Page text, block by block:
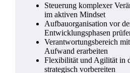
Steuerung komplexer
im aktiven Mindset
Aufbauorganisation vor
Entwicklungsphasen
Verantwortungsbereich
Aufwand erarbeiten
Flexibilität und Agilität in
strategisch vorbereiten